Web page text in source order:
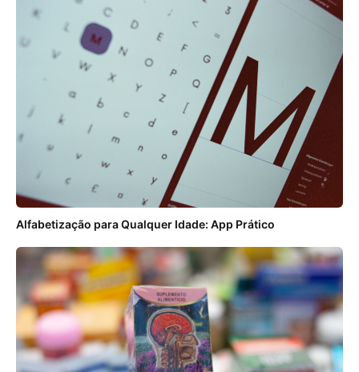
Alfabetização para Qualquer Idade: App Prático